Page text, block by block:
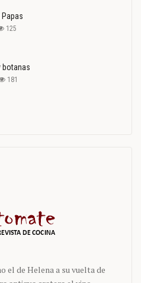
Papas
125
botanas
181
el de Helena a su vuelta de